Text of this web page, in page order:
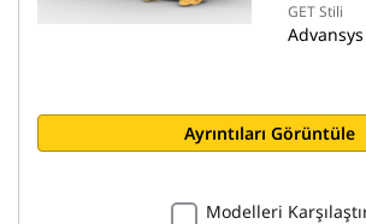
GET Stili
Advansys
Ayrıntıları Görüntüle
Modelleri